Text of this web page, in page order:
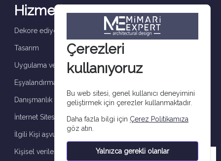
Hizmetler
Dekore ediyoruz ve tamamlıyoruz
Tasarım
Uygulama ve denetim
Eşyalandırma
Danışmanlık
İnternet Sitesi çerez aydınlatma metni
İlgili Kişi aşvuru formu
Kişisel verilerin işlenmesine
Çerezleri
kullanıyoruz
Bu web sitesi, genel kullanıcı deneyimini
geliştirmek için çerezler kullanmaktadır.
Daha fazla bilgi için Çerez Politikamıza
göz atın.
Yalnızca gerekli olanlar